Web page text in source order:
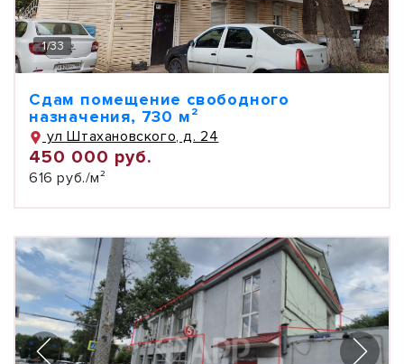
1/33
Сдам помещение свободного
назначения, 730 м²
ул Штахановского, д. 24
450 000 руб.
616 руб./м²